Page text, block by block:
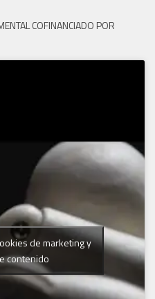
COFINANCIADO POR
de marketing y
contenido